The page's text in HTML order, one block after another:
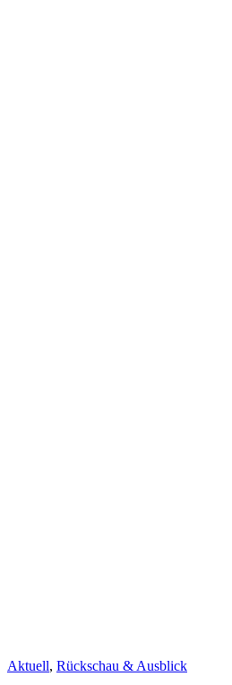
Aktuell, Rückschau & Ausblick